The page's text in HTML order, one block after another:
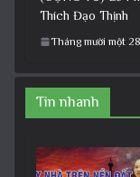
Thích Đạo Thịnh
Tháng mười một
Tin nhanh